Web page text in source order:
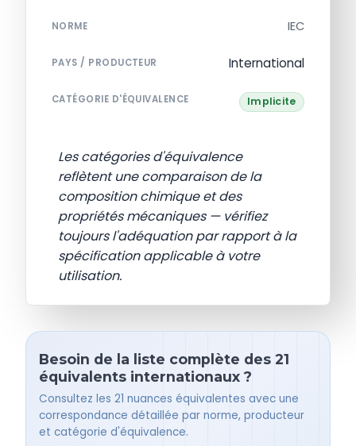
NORME IEC
PAYS / PRODUCTEUR International
CATÉGORIE D'ÉQUIVALENCE Implicite
Les catégories d'équivalence
reflètent une comparaison de la
composition chimique et des
propriétés mécaniques — vérifiez
toujours l'adéquation par rapport à la
spécification applicable à votre
utilisation.
Besoin de la liste complète des 21
équivalents internationaux ?
Consultez les 21 nuances équivalentes avec une
correspondance détaillée par norme, producteur
et catégorie d'équivalence.